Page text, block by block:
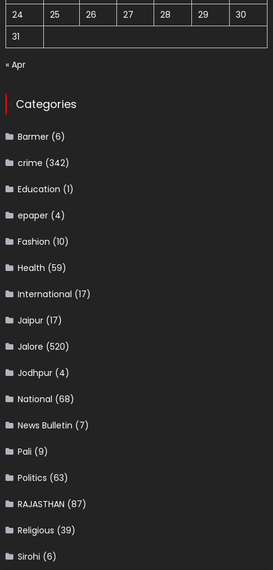
24
25 26 27 28 29
30
31
« Apr
Categories
Barmer(6)
crime (342)
Education (1)
epaper(4)
Fashion (10)
Health (59)
International (17)
Jaipur(17)
Jalore (520)
Jodhpur(4)
National (68)
News Bulletin (7)
Pali (9)
Politics (63)
RAJASTHAN (87)
Religious (39)
Sirohi (6)